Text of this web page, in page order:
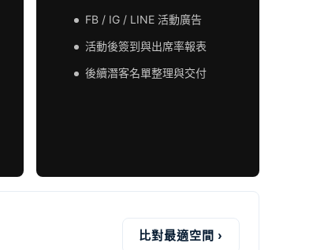
FB / IG / LINE 活動廣告
活動後簽到與出席率報表
後續潛客名單整理與交付
比對最適空間 ›